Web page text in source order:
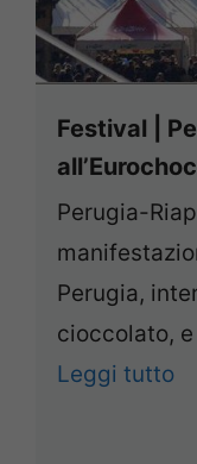
Festival |
Perugia-
Perugia,
cioccolato,
Leggi tutto